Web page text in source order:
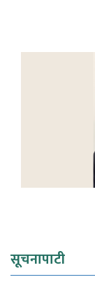
सूचनापाटी